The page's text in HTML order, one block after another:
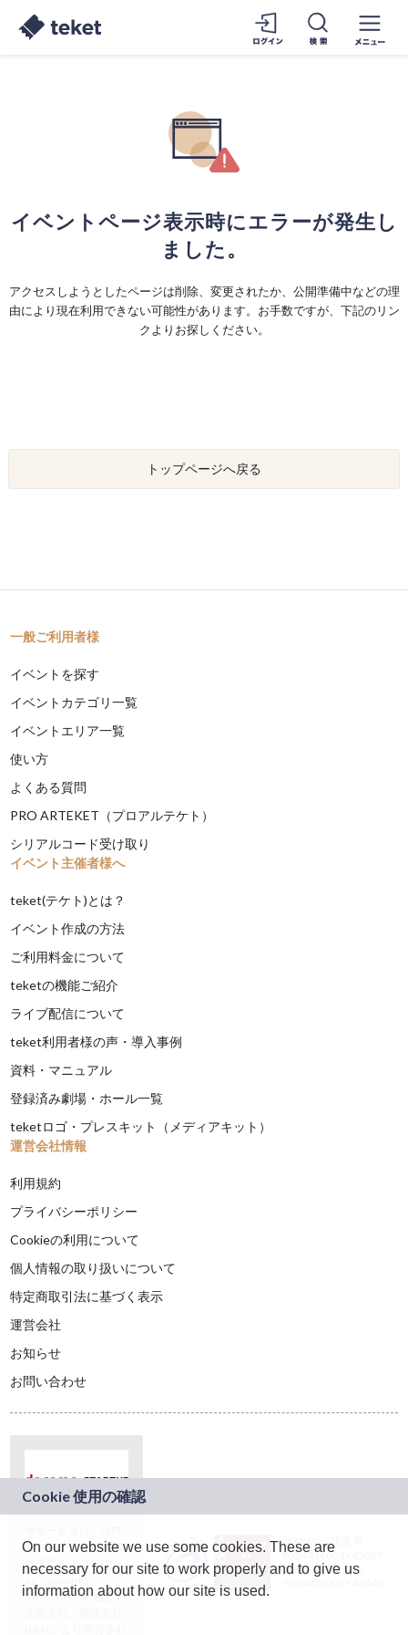
イベントページ表示時にエラーが発生し
ました。
アクセスしようとしたページは削除、変更されたか、公開準備中などの理
由により現在利用できない可能性があります。お手数ですが、下記のリン
クよりお探しください。
トップページへ戻る
一般ご利用者様
イベントを探す
イベントカテゴリ一覧
イベントエリア一覧
使い方
よくある質問
PRO ARTEKET（プロアルテケト）
シリアルコード受け取り
イベント主催者様へ
teket(テケト)とは？
イベント作成の方法
ご利用料金について
teketの機能ご紹介
ライブ配信について
teket利用者様の声・導入事例
資料・マニュアル
登録済み劇場・ホール一覧
teketロゴ・プレスキット（メディアキット）
運営会社情報
利用規約
プライバシーポリシー
Cookieの利用について
個人情報の取り扱いについて
特定商取引法に基づく表示
運営会社
お知らせ
お問い合わせ
ドコモグループの新
規事業創出プログラ
ム「docomo
STARTUP」を通じて
JASRAC許諾番号：
9024936001Y45037
JASRAC許諾番号：
On our website we use some cookies. These are
necessary for our site to work properly and to give us
information about how our site is used.